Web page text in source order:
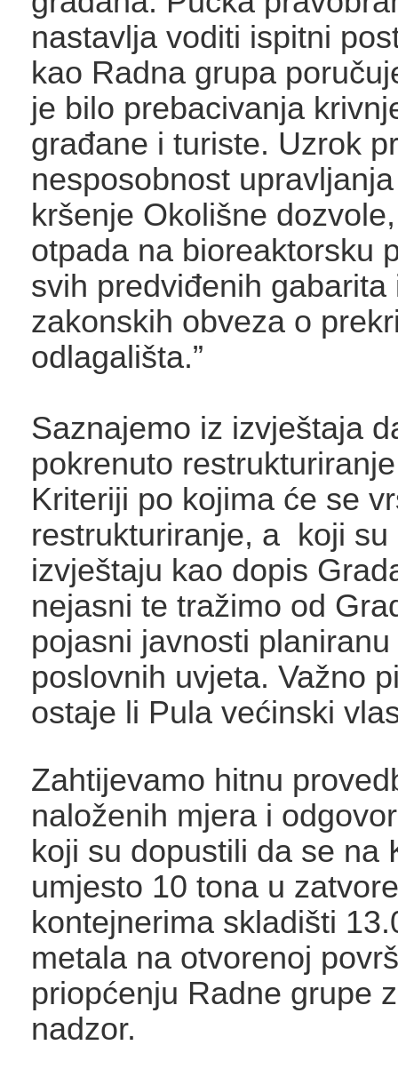
nastavlja voditi ispitni
kao Radna grupa
je bilo prebacivanja
građane i turiste. Uzrok
nesposobnost
kršenje Okolišne
otpada na bioreaktorsku
svih predviđenih gabarita
zakonskih obveza o
odlagališta.”
Saznajemo iz izvještaja
pokrenuto
Kriteriji po kojima će se
restrukturiranje, a koji su
izvještaju kao dopis
nejasni te tražimo od
pojasni javnosti
poslovnih uvjeta. Važno
ostaje li Pula većinski
Zahtijevamo hitnu
naloženih mjera i
koji su dopustili da se na
umjesto 10 tona u
kontejnerima skladišti
metala na otvorenoj
priopćenju Radne grupe
nadzor.